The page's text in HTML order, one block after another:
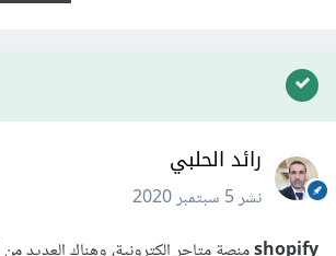
رائد الحلبي
نشر5 سبتمبر 2020